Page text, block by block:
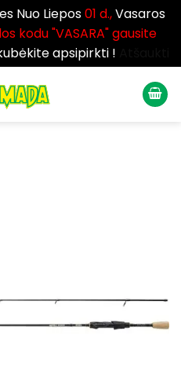
Nuo Liepos01 d.,Vasaros
kodu "VASARA" gausite
apsipirkti !